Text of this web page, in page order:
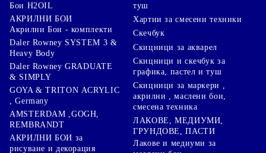
Бои H2OIL
АКРИЛНИ БОИ
Акрилни Бои - комплекти
Daler Rowney SYSTEM 3 &
Heavy Body
Daler Rowney GRADUATE
& SIMPLY
GOYA & TRITON АCRYLIC
, Germany
AMSTERDAM ,GOGH,
REMBRANDT
АКРИЛНИ БОИ за
рисуване и декорация
туш
Хартии за смесени техники
Скечбук
Скицници за акварел
Скицници и скечбук за
графика, пастел и туш
Скицници за маркери ,
акрилни , маслени бои,
смесена техника
ЛАКОВЕ, МЕДИУМИ,
ГРУНДОВЕ, ПАСТИ
Лакове и медиуми за